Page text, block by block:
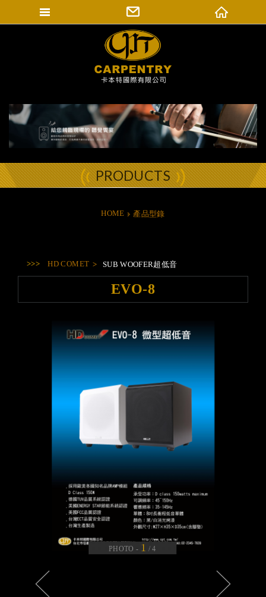
PRODUCTS
HOME 產品型錄
HD COMET SUB WOOFER超低音
EVO-8
PHOTO -1/4
填寫匯款通知
登入會員
修改會員資料